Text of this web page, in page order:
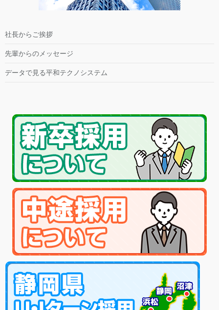
社長からご挨拶
先輩からのメッセージ
データで見る平和テクノシステム